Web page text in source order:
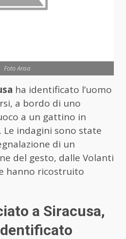
Foto Ansa
ha identificato l’uomo
a bordo di uno
a un gattino in
Le indagini sono state
di un
del gesto, dalle Volanti
hanno ricostruito
a Siracusa,